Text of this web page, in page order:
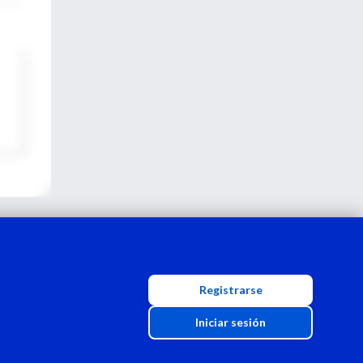
Registrarse
Iniciar sesión